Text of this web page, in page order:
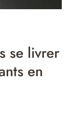
se livrer
en